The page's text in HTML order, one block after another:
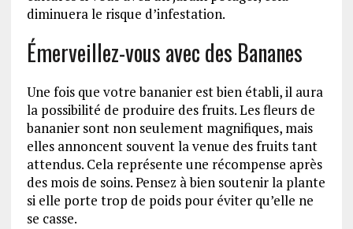
diminuera le risque d’infestation.
Émerveillez-vous avec des Bananes
Une fois que votre bananier est bien établi, il aura
la possibilité de produire des fruits. Les fleurs de
bananier sont non seulement magnifiques, mais
elles annoncent souvent la venue des fruits tant
attendus. Cela représente une récompense après
des mois de soins. Pensez à bien soutenir la plante
si elle porte trop de poids pour éviter qu’elle ne
se casse.